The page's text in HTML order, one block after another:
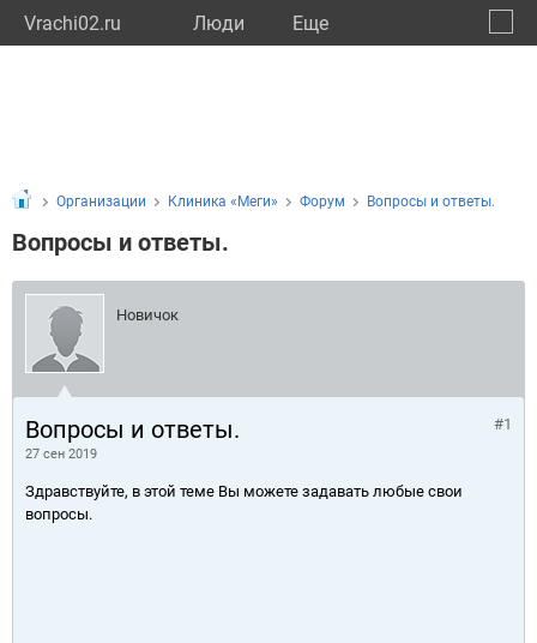
Vrachi02.ru Люди Eще
Организации Клиника «Меги» Форум Вопросы и ответы.
Вопросы и ответы.
Новичок
Вопросы и ответы.
27 сен 2019
#1
Здравствуйте, в этой теме Вы можете задавать любые свои
вопросы.